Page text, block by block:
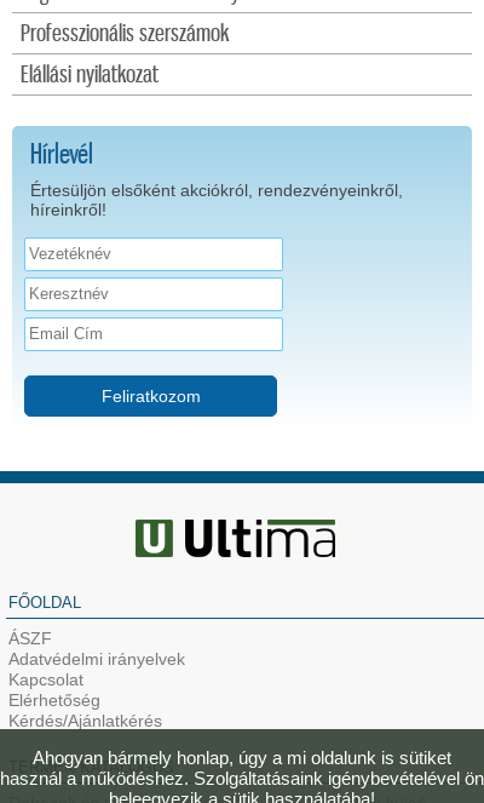
Ahogyan bármely honlap, úgy a mi oldalunk is sütiket
használ a működéshez. Szolgáltatásaink igénybevételével ön
beleegyezik a sütik használatába!
Professzionális szerszámok
Elállási nyilatkozat
Hírlevél
Értesüljön elsőként akciókról, rendezvényeinkről,
híreinkről!
Feliratkozom
FŐOLDAL
ÁSZF
Adatvédelmi irányelvek
Kapcsolat
Elérhetőség
Kérdés/Ajánlatkérés
TERMÉK KATALÓGUS